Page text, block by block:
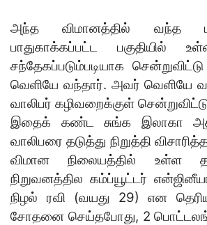
அந்த விமானத்தில் வந்த
பாதுகாக்கப்பட்ட பகுதியில்
சந்தேகப்படும்படியாக சென்றுவிட்டு
வெளியே வந்தார். அவர் வெளியே
வாலிபர் கழிவறைக்குள்
இதைக் கண்ட சுங்க இலாகா
வாலிபரை தடுத்து நிறுத்தி
விமான நிலையத்தில் உள்ள
நிறுவனத்தில கம்ப்யூட்டர்
நிழல் ரவி (வயது 29) என
சோதனை செய்தபோது, 2